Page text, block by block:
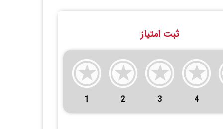
ثبت امتیاز
1 2 3 4